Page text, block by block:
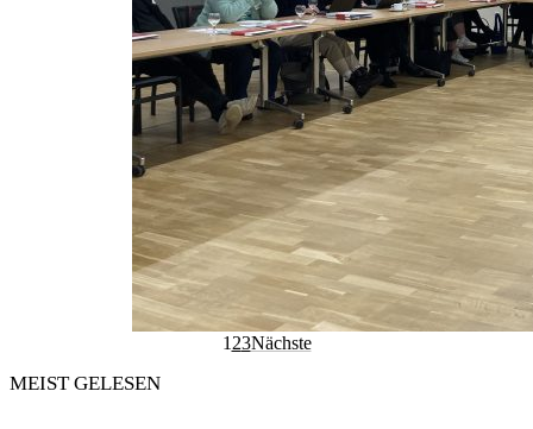
1 23Nächste
MEIST GELESEN